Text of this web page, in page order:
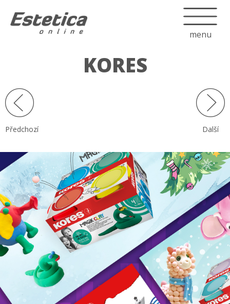
menu
KORES
Předchozí Další